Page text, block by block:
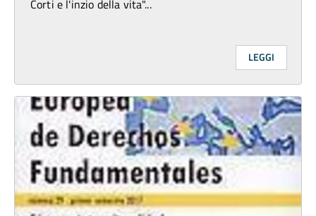
Corti e l'inzio della vita"...
LEGGI